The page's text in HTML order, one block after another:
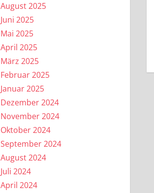
August 2025
Juni 2025
Mai 2025
April 2025
März 2025
Februar 2025
Januar 2025
Dezember 2024
November 2024
Oktober 2024
September 2024
August 2024
Juli 2024
April 2024